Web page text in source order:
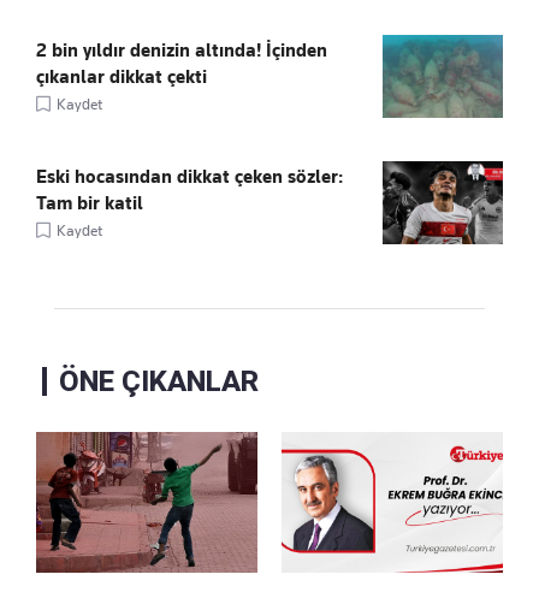
2 bin yıldır denizin altında! İçinden
çıkanlar dikkat çekti
Kaydet
Eski hocasından dikkat çeken sözler:
Tam bir katil
Kaydet
ÖNE ÇIKANLAR